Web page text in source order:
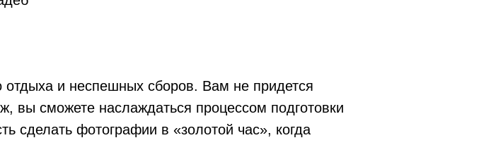
отдыха и неспешных сборов. Вам не придется
вы сможете наслаждаться процессом подготовки
сделать фотографии в «золотой час», когда